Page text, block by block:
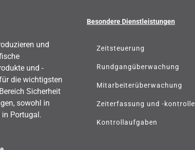
und
und -
die wichtigsten
Sicherheit
sowohl in
Portugal.
Besondere Dienstleistungen
Zeitsteuerung
Rundgangüberwachung
Mitarbeiterüberwachung
Zeiterfassung und -kontrolle
Kontrollaufgaben